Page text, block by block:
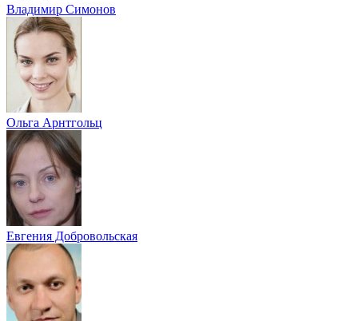
Владимир Симонов
Ольга Арнтгольц
Евгения Добровольская